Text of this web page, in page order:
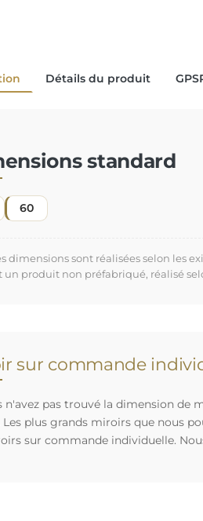
Détails du produit
standard
60
dimensions sont réalisées selon les
un produit non préfabriqué, réalisé
sur commande
n'avez pas trouvé la dimension de
Les plus grands miroirs que nous
sur commande individuelle.